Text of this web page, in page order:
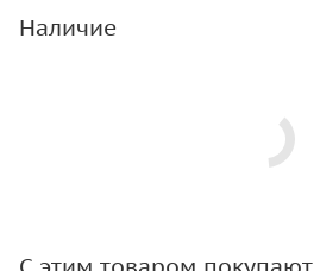
Наличие